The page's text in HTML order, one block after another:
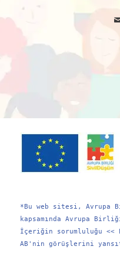
*Bu web sitesi, Avrupa
kapsamında Avrupa
İçeriğin sorumluluğu
AB'nin görüşlerini